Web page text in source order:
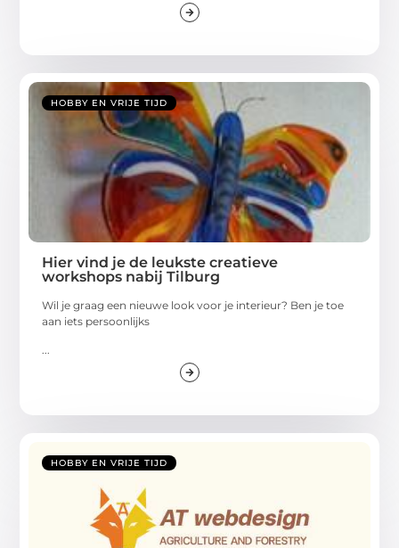
HOBBY EN VRIJE TIJD
Hier vind je de leukste creatieve
workshops nabij Tilburg
Wil je graag een nieuwe look voor je interieur? Ben je toe
aan iets persoonlijks
...
HOBBY EN VRIJE TIJD